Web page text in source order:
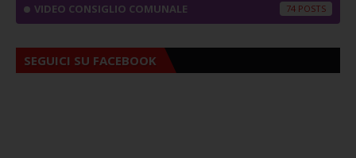
VIDEO CONSIGLIO COMUNALE 74
SEGUICI SU FACEBOOK